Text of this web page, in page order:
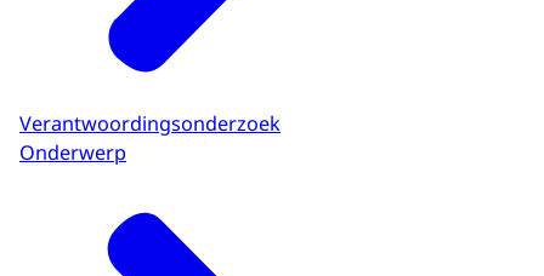
Verantwoordingsonderzoek
Onderwerp